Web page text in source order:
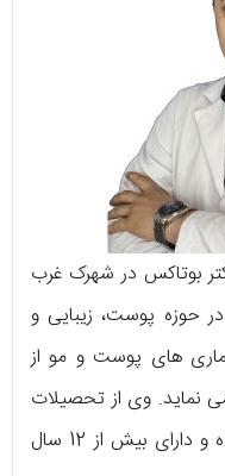
بوتاکس در شهرک غرب
پوست، زیبایی و
های پوست و مو از
نماید. وی از تحصیلات
تخصصی جراحی پوست برخوردار بوده و دارای بیش از 12 سال